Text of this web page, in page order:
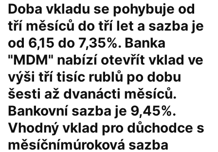
Doba vkladu se pohybuje od
tří měsíců do tří let a sazba je
od 6,15 do 7,35%. Banka
"MDM" nabízí otevřít vklad ve
výši tří tisíc rublů po dobu
šesti až dvanácti měsíců.
Bankovní sazba je 9,45%.
Vhodný vklad pro důchodce s
měsíčnímúroková sazba